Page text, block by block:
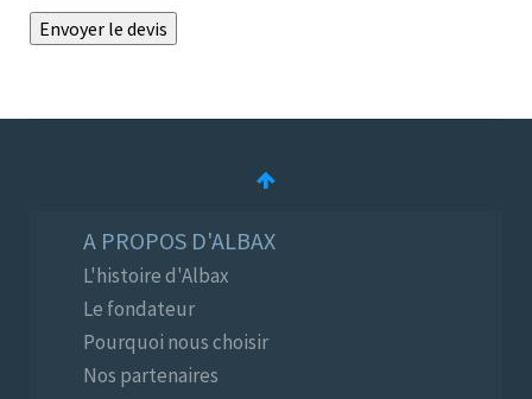
A PROPOS D'ALBAX
L'histoire d'Albax
Le fondateur
Pourquoi nous choisir
Nos partenaires